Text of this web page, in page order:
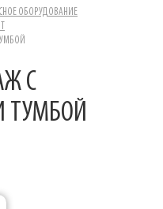
ОБОРУДОВАНИЕ
С
ТУМБОЙ